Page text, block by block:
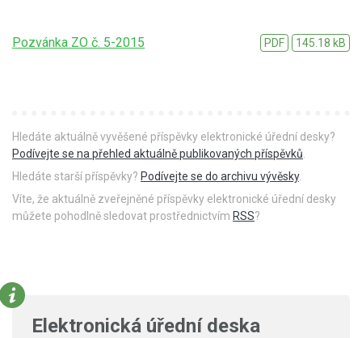
Pozvánka ZO č. 5-2015 PDF 145.18 kB
Hledáte aktuálně vyvěšené příspěvky elektronické úřední desky?
Podívejte se na přehled aktuálně publikovaných příspěvků
Hledáte starší příspěvky? Podívejte se do archivu vývěsky.
Víte, že aktuálně zveřejněné příspěvky elektronické úřední desky
můžete pohodlně sledovat prostřednictvím RSS?
Elektronická úřední deska